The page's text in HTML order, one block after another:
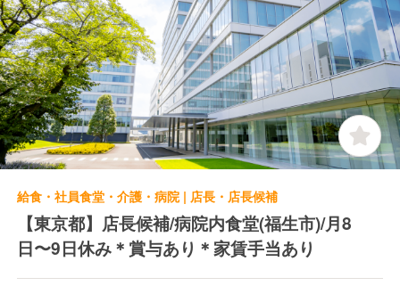
給食・社員食堂・介護・病院 | 店長・店長候補
【東京都】店長候補/病院内食堂(福生市)/月8
日〜9日休み＊賞与あり＊家賃手当あり